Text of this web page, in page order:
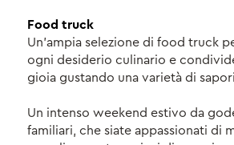
Food truck
Un'ampia selezione di food truck
ogni desiderio culinario e
gioia gustando una varietà di
Un intenso weekend estivo da
familiari, che siate appassionati di